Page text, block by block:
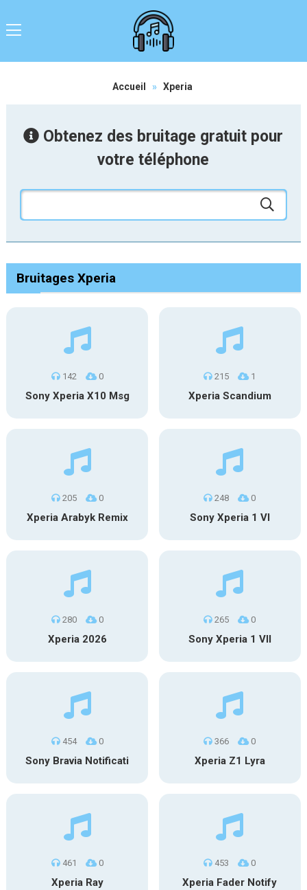
Accueil » Xperia
Obtenez des bruitage gratuit pour
votre téléphone
Bruitages Xperia
142 0
Sony Xperia X10 Msg
215 1
Xperia Scandium
205 0
Xperia Arabyk Remix
248 0
Sony Xperia 1 VI
280 0
Xperia 2026
265 0
Sony Xperia 1 VII
454 0
Sony Bravia Notificati
366 0
Xperia Z1 Lyra
461 0
Xperia Ray
453 0
Xperia Fader Notify